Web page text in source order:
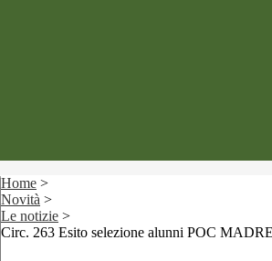
Home >
Novità >
Le notizie >
Circ. 263 Esito selezione alunni POC